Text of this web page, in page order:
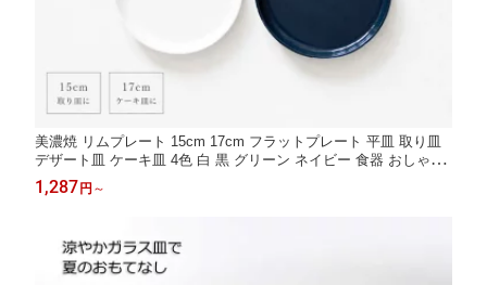
美濃焼 リムプレート 15cm 17cm フラットプレート 平皿 取り皿
デザート皿 ケーキ皿 4色 白 黒 グリーン ネイビー 食器 おしゃれ
日本製
1,287円 ～